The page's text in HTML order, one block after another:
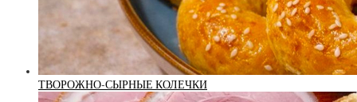
ТВОРОЖНО-СЫРНЫЕ КОЛЕЧКИ